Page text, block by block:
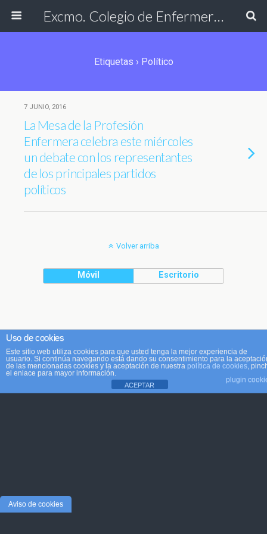
Excmo. Colegio de Enfermería de Cádiz
Etiquetas › Político
7 JUNIO, 2016
La Mesa de la Profesión
Enfermera celebra este miércoles
un debate con los representantes
de los principales partidos
políticos
Volver arriba
Móvil Escritorio
Uso de cookies
Este sitio web utiliza cookies para que usted tenga la mejor experiencia de
usuario. Si continúa navegando está dando su consentimiento para la
de las mencionadas cookies y la aceptación de nuestra política de cookies,
el enlace para mayor información.
plugin
ACEPTAR
Aviso de cookies